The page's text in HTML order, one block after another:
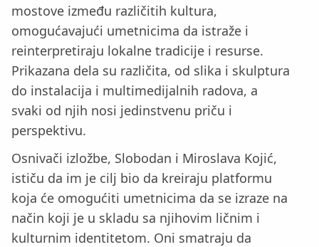
mostove između različitih kultura,
omogućavajući umetnicima da istraže i
reinterpretiraju lokalne tradicije i resurse.
Prikazana dela su različita, od slika i skulptura
do instalacija i multimedijalnih radova, a
svaki od njih nosi jedinstvenu priču i
perspektivu.
Osnivači izložbe, Slobodan i Miroslava Kojić,
ističu da im je cilj bio da kreiraju platformu
koja će omogućiti umetnicima da se izraze na
način koji je u skladu sa njihovim ličnim i
kulturnim identitetom. Oni smatraju da